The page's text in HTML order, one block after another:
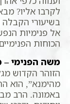
לקרבו אליו?
בשיעורי הקבלה
אל פנימיות
הכוחות
משה הפנימי –
הזוהר הקדוש
מהימנא”, הוא
באמונה. הרב